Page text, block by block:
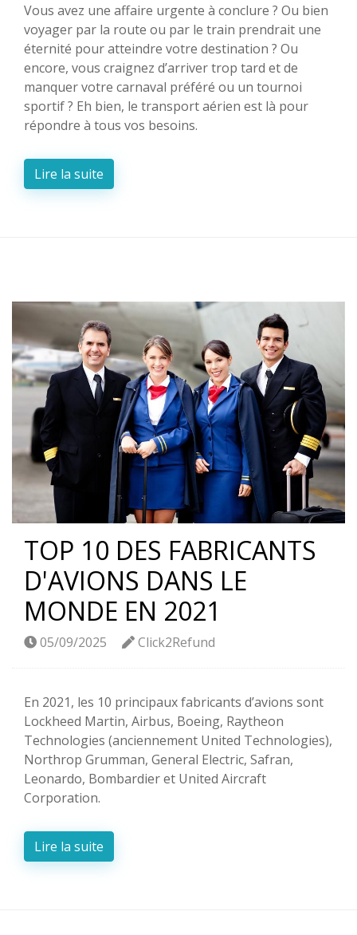
Vous avez une affaire urgente à conclure ? Ou bien
voyager par la route ou par le train prendrait une
éternité pour atteindre votre destination ? Ou
encore, vous craignez d’arriver trop tard et de
manquer votre carnaval préféré ou un tournoi
sportif ? Eh bien, le transport aérien est là pour
répondre à tous vos besoins.
Lire la suite
TOP 10 DES FABRICANTS
D'AVIONS DANS LE
MONDE EN 2021
05/09/2025 Click2Refund
En 2021, les 10 principaux fabricants d’avions sont
Lockheed Martin, Airbus, Boeing, Raytheon
Technologies (anciennement United Technologies),
Northrop Grumman, General Electric, Safran,
Leonardo, Bombardier et United Aircraft
Corporation.
Lire la suite